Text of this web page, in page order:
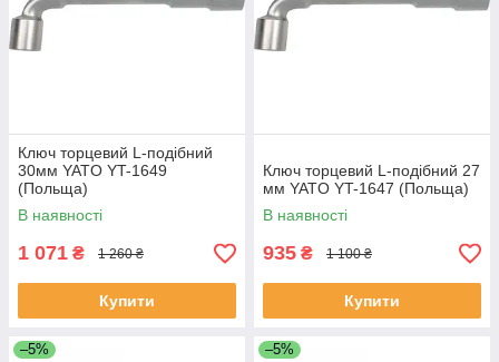
Ключ торцевий L-подібний
30мм YATO YT-1649
(Польща)
В наявності
1 071 ₴ 1 260 ₴
Купити
Ключ торцевий L-подібний 27
мм YATO YT-1647 (Польща)
В наявності
935 ₴ 1 100 ₴
Купити
–5% –5%